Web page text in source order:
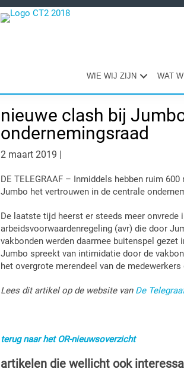
WIE WIJ ZIJN WAT
nieuwe clash bij
ondernemingsraad
2 maart 2019 |
DE TELEGRAAF – Inmiddels hebben ruim
Jumbo het vertrouwen in de centrale
De laatste tijd heerst er steeds meer onvrede
arbeidsvoorwaardenregeling (avr) die door
vakbonden werden daarmee buitenspel gezet
Jumbo spreekt van intimidatie door de
het overgrote merendeel van de medewerkers
Lees dit artikel op de website van De
terug naar het OR-nieuwsoverzicht
artikelen die wellicht ook